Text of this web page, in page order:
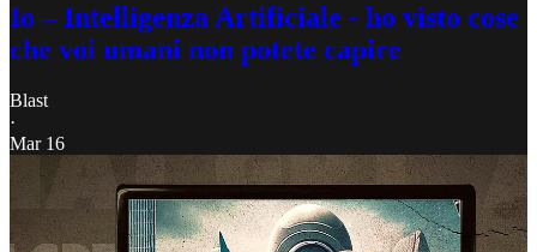
Io – Intelligenza Artificiale - ho visto cose
che voi umani non potete capire
Blast
·
Mar 16